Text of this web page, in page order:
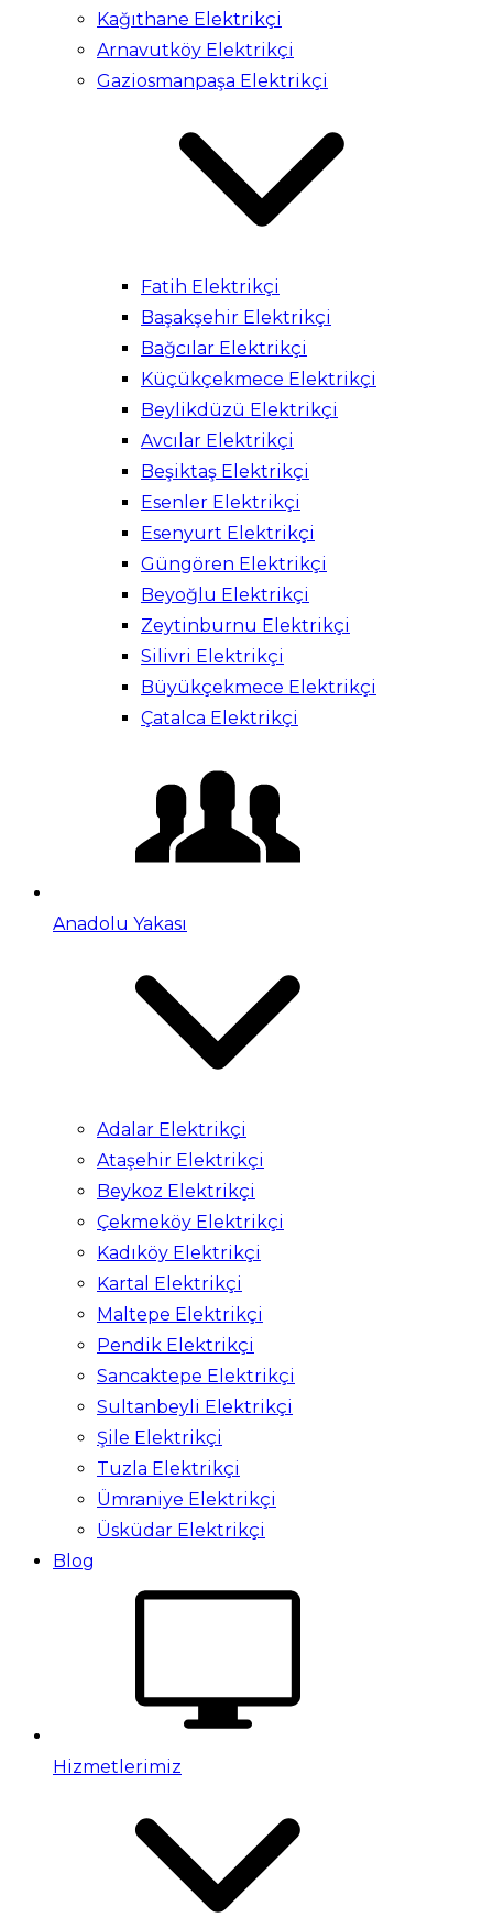
Kağıthane Elektrikçi
Arnavutköy Elektrikçi
Gaziosmanpaşa Elektrikçi
Fatih Elektrikçi
Başakşehir Elektrikçi
Bağcılar Elektrikçi
Küçükçekmece Elektrikçi
Beylikdüzü Elektrikçi
Avcılar Elektrikçi
Beşiktaş Elektrikçi
Esenler Elektrikçi
Esenyurt Elektrikçi
Güngören Elektrikçi
Beyoğlu Elektrikçi
Zeytinburnu Elektrikçi
Silivri Elektrikçi
Büyükçekmece Elektrikçi
Çatalca Elektrikçi
Anadolu Yakası
Adalar Elektrikçi
Ataşehir Elektrikçi
Beykoz Elektrikçi
Çekmeköy Elektrikçi
Kadıköy Elektrikçi
Kartal Elektrikçi
Maltepe Elektrikçi
Pendik Elektrikçi
Sancaktepe Elektrikçi
Sultanbeyli Elektrikçi
Şile Elektrikçi
Tuzla Elektrikçi
Ümraniye Elektrikçi
Üsküdar Elektrikçi
Blog
Hizmetlerimiz